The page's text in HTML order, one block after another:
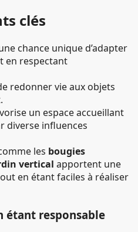
clés
chance unique d’adapter
en respectant
redonner vie aux objets
un espace accueillant
diverse influences
les bougies
vertical apportent une
en étant faciles à réaliser
étant responsable